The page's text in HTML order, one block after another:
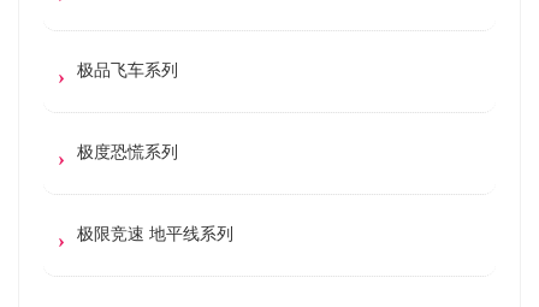
极品飞车系列
极度恐慌系列
极限竞速 地平线系列